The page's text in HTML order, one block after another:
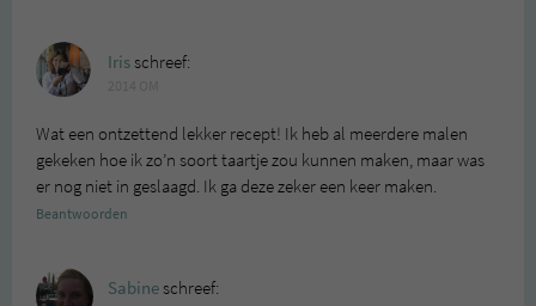
Irisschreef:
Wat een ontzettend lekker recept! Ik heb al meerdere malen
gekeken hoe ik zo’n soort taartje zou kunnen maken, maar was
er nog niet in geslaagd. Ik ga deze zeker een keer maken.
Beantwoorden
Sabineschreef: